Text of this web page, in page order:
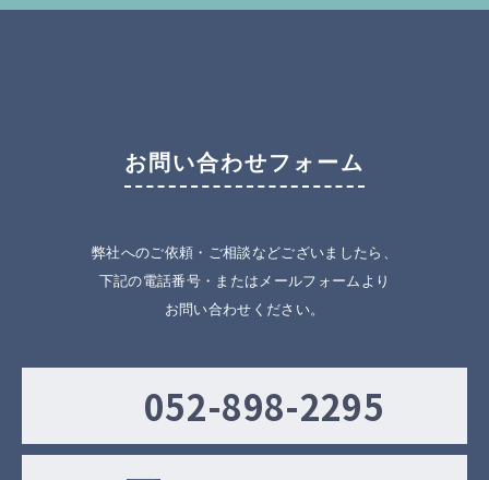
お問い合わせフォーム
弊社へのご依頼・ご相談などございましたら、
下記の電話番号・またはメールフォームより
お問い合わせください。
052-898-2295